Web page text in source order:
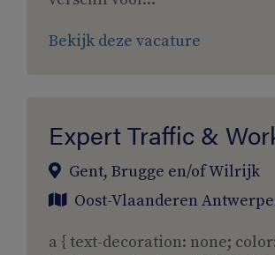
Bekijk deze vacature
Expert Traffic &
Gent, Brugge en/of Wilrijk
Oost-Vlaanderen
a { text-decoration: none;